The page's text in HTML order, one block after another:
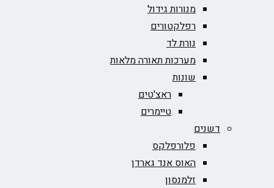
מנורות גידול
רפלקטורים
נורת לד
מערכות תאורה מלאות
שונות
ראצ'טים
טיימרים
דשנים
פלורפלקס
האוס אנד גארדן
זלמנסון